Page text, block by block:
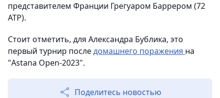
представителем Франции Грегуаром Баррером (72
АТР).
Стоит отметить, для Александра Бублика, это
первый турнир последомашнего поражения на
"Astana Open-2023".
Поделитесь новостью